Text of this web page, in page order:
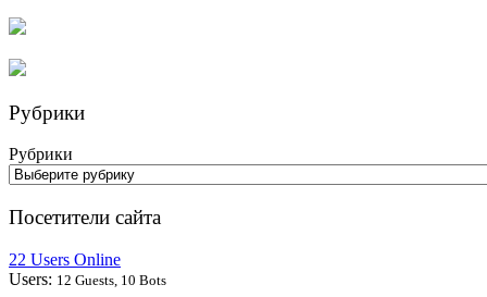
Рубрики
Рубрики
Посетители сайта
22 Users Online
Users: 12 Guests, 10 Bots